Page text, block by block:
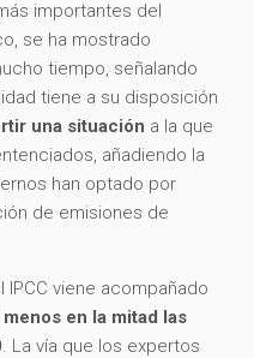
importantes del
se ha mostrado
tiempo, señalando
tiene a su disposición
una situación a la que
añadiendo la
han optado por
de emisiones de
viene acompañado
menos en la mitad las
. La vía que los expertos